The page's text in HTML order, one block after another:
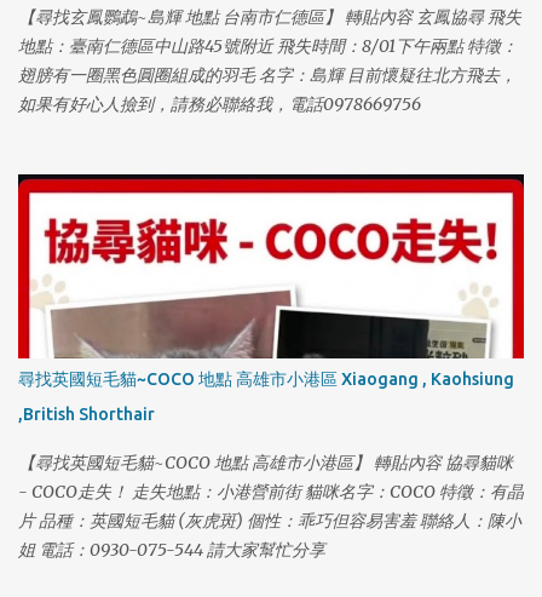
【尋找玄鳳鸚鵡~島輝 地點 台南市仁德區】 轉貼內容 玄鳳協尋 飛失
地點：臺南仁德區中山路45號附近 飛失時間：8/01下午兩點 特徵：
翅膀有一圈黑色圓圈組成的羽毛 名字：島輝 目前懷疑往北方飛去，
如果有好心人撿到，請務必聯絡我，電話0978669756
尋找英國短毛貓~COCO 地點 高雄市小港區 Xiaogang , Kaohsiung
,British Shorthair
【尋找英國短毛貓~COCO 地點 高雄市小港區】 轉貼內容 協尋貓咪
- COCO走失！ 走失地點：小港營前街 貓咪名字：COCO 特徵：有晶
片 品種：英國短毛貓 (灰虎斑) 個性：乖巧但容易害羞 聯絡人：陳小
姐 電話：0930-075-544 請大家幫忙分享